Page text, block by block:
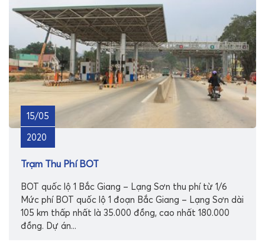
15/05
2020
Trạm Thu Phí BOT
BOT quốc lộ 1 Bắc Giang – Lạng Sơn thu phí từ 1/6
Mức phí BOT quốc lộ 1 đoạn Bắc Giang – Lạng Sơn dài
105 km thấp nhất là 35.000 đồng, cao nhất 180.000
đồng. Dự án...